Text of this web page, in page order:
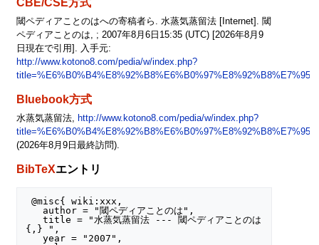
閾ペディアことのはへの寄稿者ら. 水蒸気蒸留法 [Internet]. 閾
ペディアことのは, ; 2007年8月6日15:35 (UTC) [2026年8月9
日現在で引用]. 入手元:
http://www.kotono8.com/pedia/w/index.php?
Bluebook方式
水蒸気蒸留法, http://www.kotono8.com/pedia/w/index.php?
(2026年8月9日最終訪問).
BibTeXエントリ
@misc{ wiki:xxx,
   title = "水蒸気蒸留法 --- 閾ペディアことのは
{,} ",
   year = "2007",